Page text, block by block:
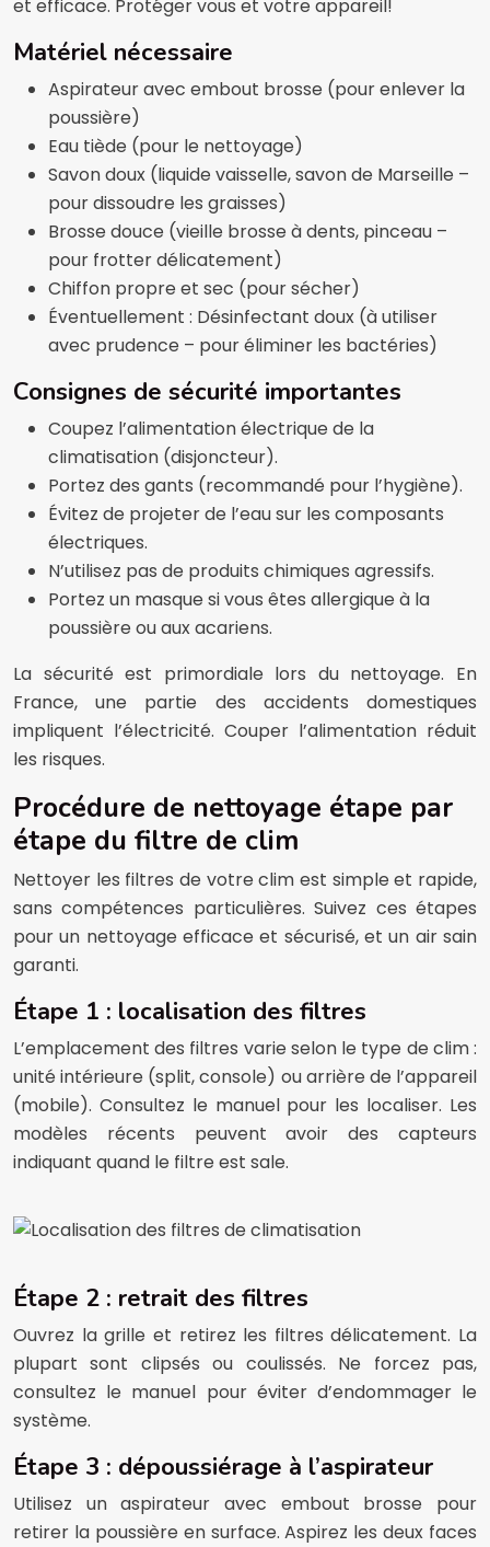
et efficace. Protéger vous et votre appareil!
Matériel nécessaire
Aspirateur avec embout brosse (pour enlever la
poussière)
Eau tiède (pour le nettoyage)
Savon doux (liquide vaisselle, savon de Marseille –
pour dissoudre les graisses)
Brosse douce (vieille brosse à dents, pinceau –
pour frotter délicatement)
Chiffon propre et sec (pour sécher)
Éventuellement : Désinfectant doux (à utiliser
avec prudence – pour éliminer les bactéries)
Consignes de sécurité importantes
Coupez l’alimentation électrique de la
climatisation (disjoncteur).
Portez des gants (recommandé pour l’hygiène).
Évitez de projeter de l’eau sur les composants
électriques.
N’utilisez pas de produits chimiques agressifs.
Portez un masque si vous êtes allergique à la
poussière ou aux acariens.
La sécurité est primordiale lors du nettoyage. En
France, une partie des accidents domestiques
impliquent l’électricité. Couper l’alimentation réduit
les risques.
Procédure de nettoyage étape par
étape du filtre de clim
Nettoyer les filtres de votre clim est simple et rapide,
sans compétences particulières. Suivez ces étapes
pour un nettoyage efficace et sécurisé, et un air sain
garanti.
Étape 1 : localisation des filtres
L’emplacement des filtres varie selon le type de clim :
unité intérieure (split, console) ou arrière de l’appareil
(mobile). Consultez le manuel pour les localiser. Les
modèles récents peuvent avoir des capteurs
indiquant quand le filtre est sale.
Étape 2 : retrait des filtres
Ouvrez la grille et retirez les filtres délicatement. La
plupart sont clipsés ou coulissés. Ne forcez pas,
consultez le manuel pour éviter d’endommager le
système.
Étape 3 : dépoussiérage à l’aspirateur
Utilisez un aspirateur avec embout brosse pour
retirer la poussière en surface. Aspirez les deux faces